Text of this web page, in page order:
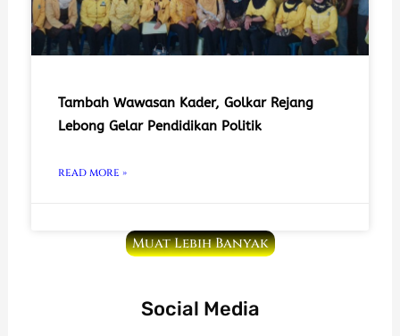
Tambah Wawasan Kader, Golkar Rejang
Lebong Gelar Pendidikan Politik
READ MORE »
Muat Lebih Banyak
Social Media